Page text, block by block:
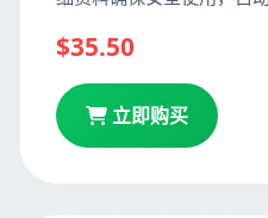
$35.50
立即购买